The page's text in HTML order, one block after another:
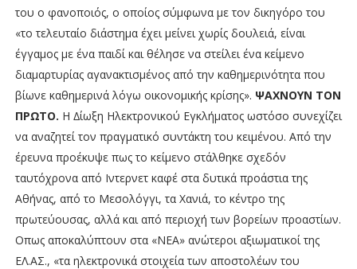
του ο φανοποιός, ο οποίος σύµφωνα µε τον δικηγόρο του
«το τελευταίο διάστηµα έχει µείνει χωρίς δουλειά, είναι
έγγαµος µε ένα παιδί και θέλησε να στείλει ένα κείµενο
διαµαρτυρίας αγανακτισµένος από την καθηµερινότητα που
βίωνε καθηµερινά λόγω οικονοµικής κρίσης». ΨΑΧΝΟΥΝ ΤΟΝ
ΠΡΩΤΟ. Η ∆ίωξη Ηλεκτρονικού Εγκλήµατος ωστόσο συνεχίζει
να αναζητεί τον πραγµατικό συντάκτη του κειµένου. Από την
έρευνα προέκυψε πως το κείµενο στάλθηκε σχεδόν
ταυτόχρονα από Ιντερνετ καφέ στα δυτικά προάστια της
Αθήνας, από το Μεσολόγγι, τα Χανιά, το κέντρο της
πρωτεύουσας, αλλά και από περιοχή των βορείων προαστίων.
Οπως αποκαλύπτουν στα «ΝΕΑ» ανώτεροι αξιωµατικοί της
ΕΛ.ΑΣ., «τα ηλεκτρονικά στοιχεία των αποστολέων του